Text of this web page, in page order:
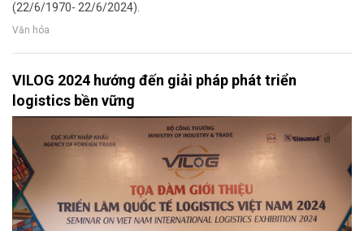
(22/6/1970- 22/6/2024).
Văn hóa
VILOG 2024 hướng đến giải pháp phát triển
logistics bền vững